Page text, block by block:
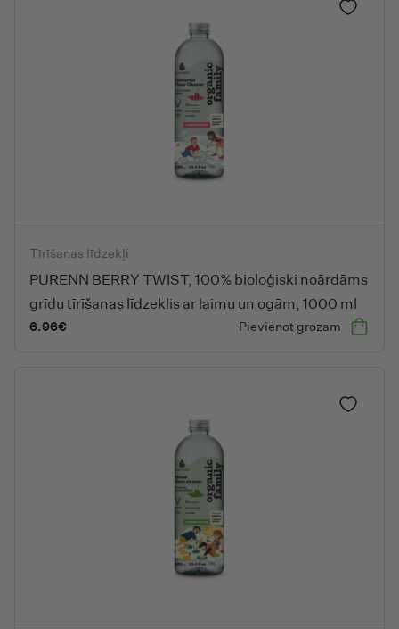
Tīrīšanas līdzekļi
PURENN BERRY TWIST, 100% bioloģiski noārdāms
grīdu tīrīšanas līdzeklis ar laimu un ogām, 1000 ml
6.96€ Pievienot grozam